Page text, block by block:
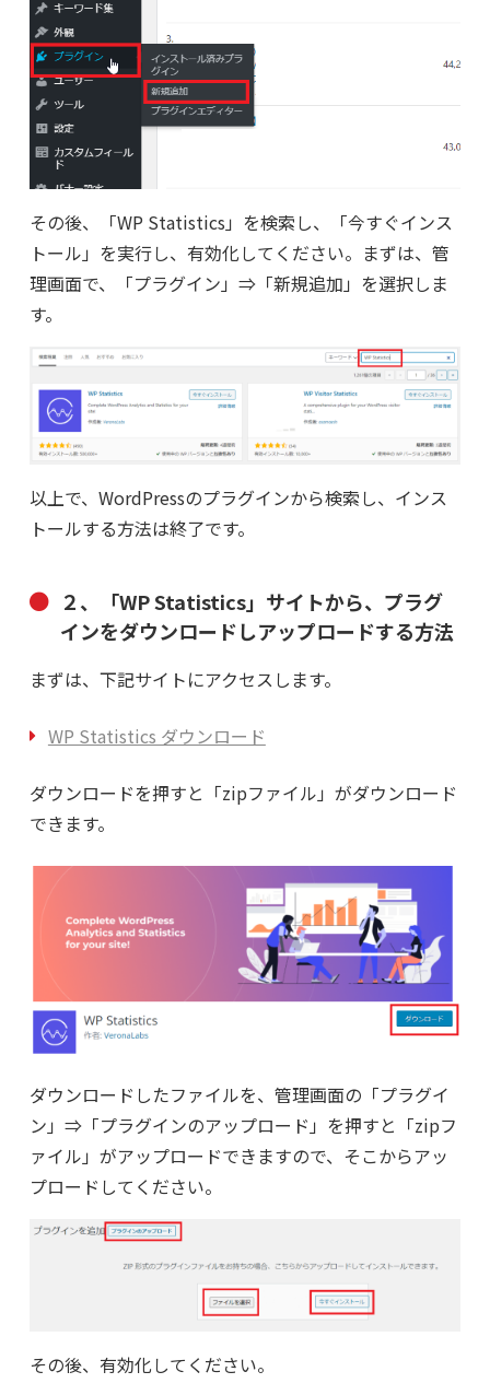
その後、「WP Statistics」を検索し、「今すぐインス
トール」を実行し、有効化してください。まずは、管
理画面で、「プラグイン」⇒「新規追加」を選択しま
す。
以上で、WordPressのプラグインから検索し、インス
トールする方法は終了です。
２、「WP Statistics」サイトから、プラグ
インをダウンロードしアップロードする方法
まずは、下記サイトにアクセスします。
WP Statistics ダウンロード
ダウンロードを押すと「zipファイル」がダウンロード
できます。
ダウンロードしたファイルを、管理画面の「プラグイ
ン」⇒「プラグインのアップロード」を押すと「zipフ
ァイル」がアップロードできますので、そこからアッ
プロードしてください。
その後、有効化してください。